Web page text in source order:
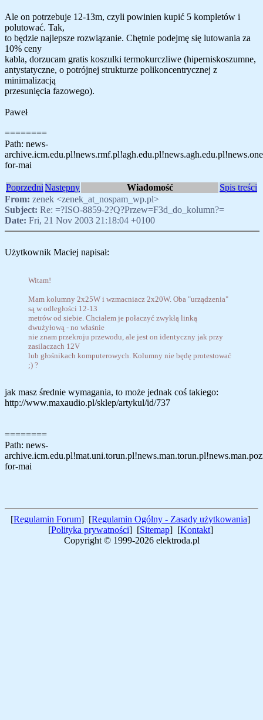
Ale on potrzebuje 12-13m, czyli powinien kupić 5 kompletów i
polutować. Tak,
to będzie najlepsze rozwiązanie. Chętnie podejmę się lutowania za
10% ceny
kabla, dorzucam gratis koszulki termokurczliwe (hiperniskoszumne,
antystatyczne, o potrójnej strukturze polikoncentrycznej z
minimalizacją
przesunięcia fazowego).
Paweł
========
Path: news-
for-mai
PoprzedniNastępny Wiadomość
Spis treści
From: zenek <zenek_at_nospam_wp.pl>
Subject: Re: =?ISO-8859-2?Q?Przew=F3d_do_kolumn?=
Date: Fri, 21 Nov 2003 21:18:04 +0100
Użytkownik Maciej napisał:
Witam!
Mam kolumny 2x25W i wzmacniacz 2x20W. Oba "urządzenia"
są w odległości 12-13
metrów od siebie. Chciałem je połaczyć zwykłą linką
dwużyłową - no właśnie
nie znam przekroju przewodu, ale jest on identyczny jak przy
zasilaczach 12V
lub głośnikach komputerowych. Kolumny nie będę protestować
;) ?
jak masz średnie wymagania, to może jednak coś takiego:
http://www.maxaudio.pl/sklep/artykul/id/737
========
Path: news-
for-mai
[Regulamin Forum] [Regulamin Ogólny - Zasady użytkowania]
[Polityka prywatności] [Sitemap] [Kontakt]
Copyright © 1999-2026 elektroda.pl